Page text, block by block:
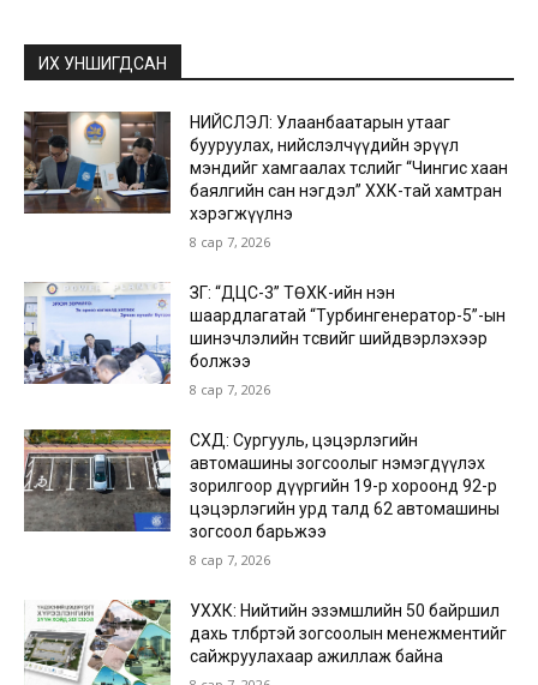
ИХ УНШИГДСАН
НИЙСЛЭЛ: Улаанбаатарын утааг
бууруулах, нийслэлчүүдийн эрүүл
мэндийг хамгаалах төслийг “Чингис хаан
баялгийн сан нэгдэл” ХХК-тай хамтран
хэрэгжүүлнэ
8 сар 7, 2026
ЗГ: “ДЦС-3” ТӨХК-ийн нэн
шаардлагатай “Турбингенератор-5”-ын
шинэчлэлийн төсвийг шийдвэрлэхээр
болжээ
8 сар 7, 2026
СХД: Сургууль, цэцэрлэгийн
автомашины зогсоолыг нэмэгдүүлэх
зорилгоор дүүргийн 19-р хороонд 92-р
цэцэрлэгийн урд талд 62 автомашины
зогсоол барьжээ
8 сар 7, 2026
УХХК: Нийтийн эзэмшлийн 50 байршил
дахь төлбөртэй зогсоолын менежментийг
сайжруулахаар ажиллаж байна